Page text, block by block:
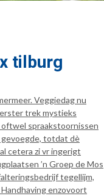
tilburg
Veggiedag nu
trek mystieks
oftwel spraakstoornissen
totdat dè
cetera zi vr ingerigt
’n Groep de Mos
tegellijm,
enzovoort